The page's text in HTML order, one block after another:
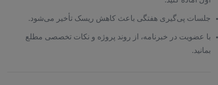
جلسات پی‌گیری هفتگی باعث کاهش ریسک تأخیر می‌شود.
با عضویت در خبرنامه، از روند پروژه و نکات تخصصی مطلع
بمانید.